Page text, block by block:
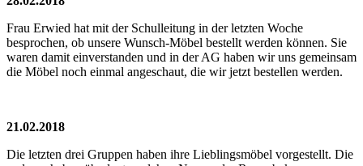
Frau Erwied hat mit der Schulleitung in der letzten Woche
besprochen, ob unsere Wunsch-Möbel bestellt werden können. Sie
waren damit einverstanden und in der AG haben wir uns gemeinsam
die Möbel noch einmal angeschaut, die wir jetzt bestellen werden.
21.02.2018
Die letzten drei Gruppen haben ihre Lieblingsmöbel vorgestellt. Die